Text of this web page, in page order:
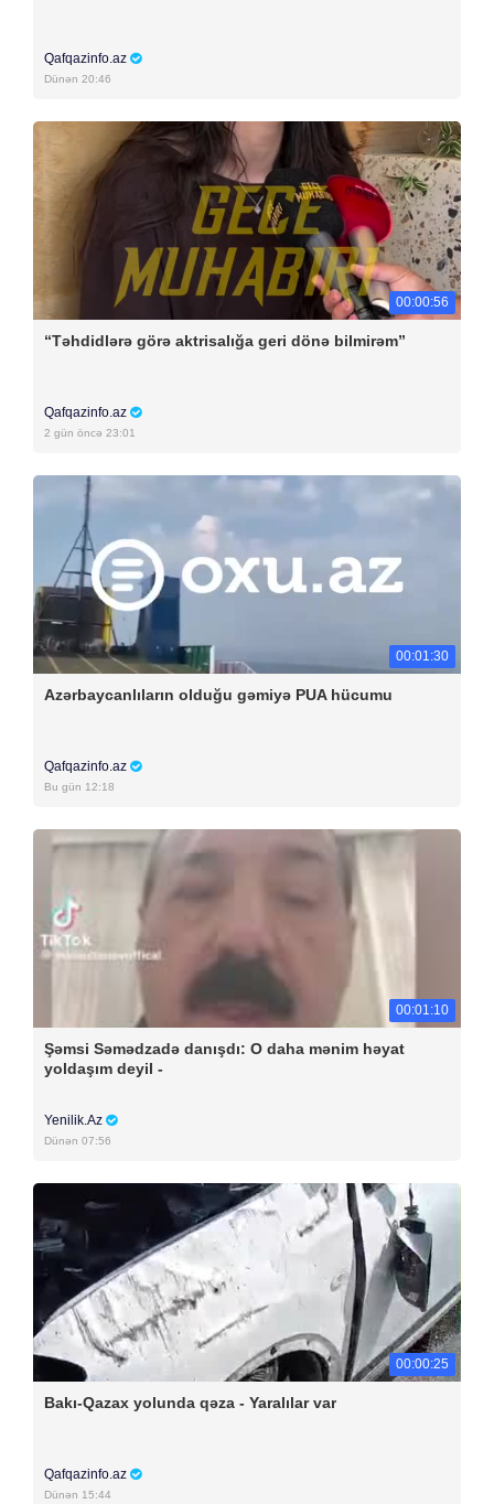
Qafqazinfo.az
Dünən 20:46
00:00:56
“Təhdidlərə görə aktrisalığa geri dönə bilmirəm”
Qafqazinfo.az
2 gün öncə 23:01
00:01:30
Azərbaycanlıların olduğu gəmiyə PUA hücumu
Qafqazinfo.az
Bu gün 12:18
00:01:10
Şəmsi Səmədzadə danışdı: O daha mənim həyat
yoldaşım deyil -
Yenilik.Az
Dünən 07:56
00:00:25
Bakı-Qazax yolunda qəza - Yaralılar var
Qafqazinfo.az
Dünən 15:44